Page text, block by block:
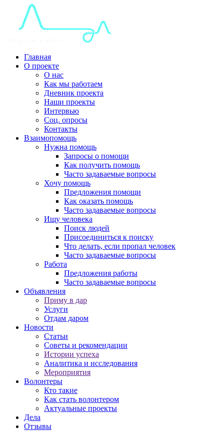
Главная
О проекте
О нас
Как мы работаем
Дневник проекта
Наши проекты
Интервью
Соц. опросы
Контакты
Взаимопомощь
Нужна помощь
Запросы о помощи
Как получить помощь
Часто задаваемые вопросы
Хочу помощь
Предложения помощи
Как оказать помощь
Часто задаваемые вопросы
Ищу человека
Поиск людей
Присоединиться к поиску
Что делать, если пропал человек
Часто задаваемые вопросы
Работа
Предложения работы
Часто задаваемые вопросы
Объявления
Приму в дар
Услуги
Отдам даром
Новости
Статьи
Советы и рекомендации
Истории успеха
Аналитика и исследования
Мероприятия
Волонтеры
Кто такие
Как стать волонтером
Актуальные проекты
Дела
Отзывы